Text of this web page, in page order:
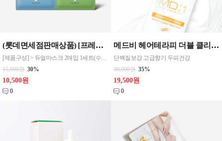
(롯데면세점판매상품) [프레티] 듀얼마스크 2매입 5세트(수분,진정 set)
[제품구성] > 듀얼마스크 2매입 1세트(수분,진정 set) [제품규격] > 220*170mm [제품특징] > 피부 고민에 따른 맞춤처방 듀얼 마스크팩 > 건조한 날엔 수분팩, 민감한 날엔 진정팩 > 부드러운 감촉의 레이온 시트ㅍ
15,000원 30%
10,500원
0
메드비 헤어테라피 더블 클리닉 트리트먼트 린스 1개
단백질보강 고급향기 두피건강
30,000원 35%
19,500원
0